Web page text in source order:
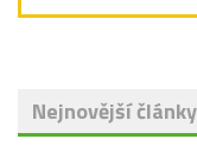
Nejnovější